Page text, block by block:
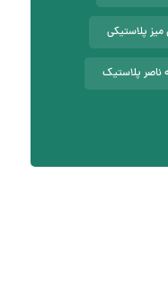
پلاستیکی
ناصر پلاستیک